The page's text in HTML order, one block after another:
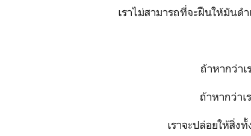
เราไม่สามารถที่จะฝืนให้มันด
ถ้าหากว่าเ
ถ้าหากว่า
เราจะปล่อยให้สิ่ง